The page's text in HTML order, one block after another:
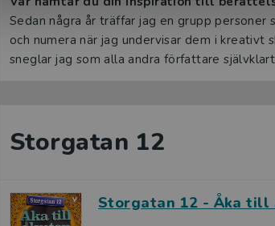
Sedan några år träffar jag en grupp
och numera när jag undervisar dem i kreativt
sneglar jag som alla andra författare
Storgatan 12
Storgatan 12 - Åka till